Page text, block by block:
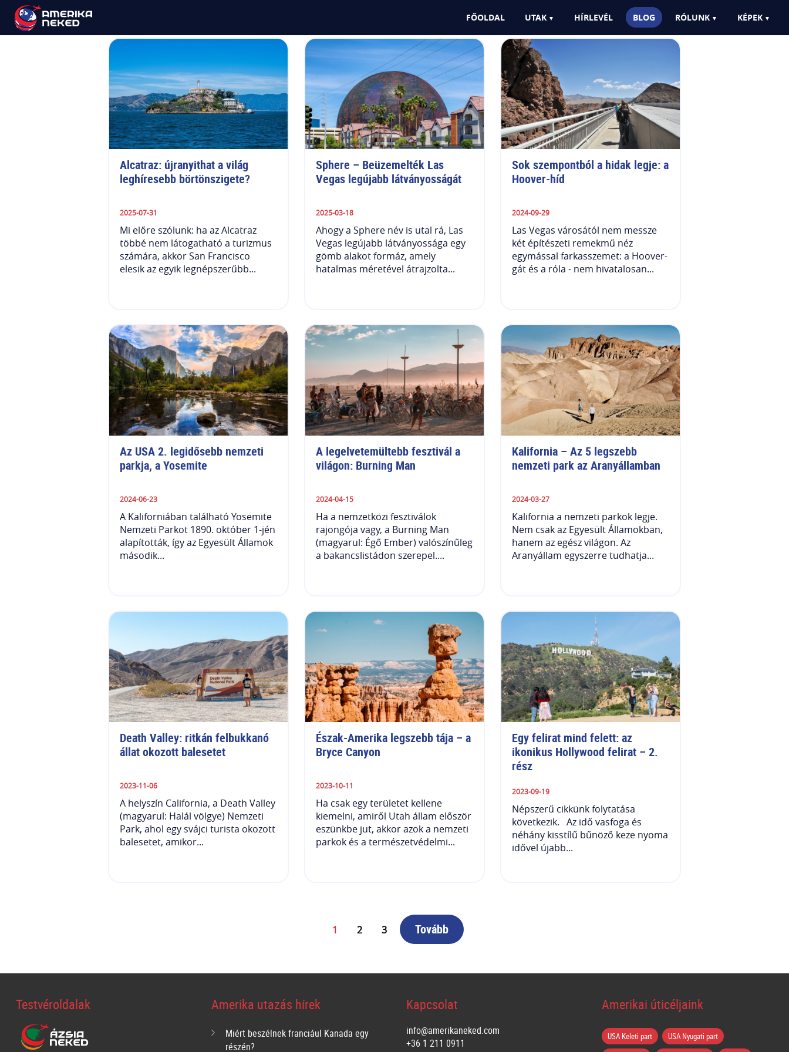
FŐOLDAL UTAK HÍRLEVÉL BLOG RÓLUNK KÉPEK
Alcatraz: újranyithat a világ
leghíresebb börtönszigete?
2025-07-31
Mi előre szólunk: ha az Alcatraz
többé nem látogatható a turizmus
számára, akkor San Francisco
elesik az egyik legnépszerűbb...
Sphere – Beüzemelték Las
Vegas legújabb látványosságát
2025-03-18
Ahogy a Sphere név is utal rá, Las
Vegas legújabb látványossága egy
gömb alakot formáz, amely
hatalmas méretével átrajzolta...
Sok szempontból a hidak legje: a
Hoover-híd
2024-09-29
Las Vegas városától nem messze
két építészeti remekmű néz
egymással farkasszemet: a Hoover-
gát és a róla - nem hivatalosan...
Az USA 2. legidősebb nemzeti
parkja, a Yosemite
2024-06-23
A Kaliforniában található Yosemite
Nemzeti Parkot 1890. október 1-jén
alapították, így az Egyesült Államok
második...
A legelvetemültebb fesztivál a
világon: Burning Man
2024-04-15
Ha a nemzetközi fesztiválok
rajongója vagy, a Burning Man
(magyarul: Égő Ember) valószínűleg
a bakancslistádon szerepel....
Kalifornia – Az 5 legszebb
nemzeti park az Aranyállamban
2024-03-27
Kalifornia a nemzeti parkok legje.
Nem csak az Egyesült Államokban,
hanem az egész világon. Az
Aranyállam egyszerre tudhatja...
Death Valley: ritkán felbukkanó
állat okozott balesetet
2023-11-06
A helyszín California, a Death Valley
(magyarul: Halál völgye) Nemzeti
Park, ahol egy svájci turista okozott
balesetet, amikor...
Észak-Amerika legszebb tája – a
Bryce Canyon
2023-10-11
Ha csak egy területet kellene
kiemelni, amiről Utah állam először
eszünkbe jut, akkor azok a nemzeti
parkok és a természetvédelmi...
Egy felirat mind felett: az
ikonikus Hollywood felirat – 2.
rész
2023-09-19
Népszerű cikkünk folytatása
következik. Az idő vasfoga és
néhány kisstílű bűnöző keze nyoma
idővel újabb...
1 2 3 Tovább
Testvéroldalak Amerika utazás hírek
Miért beszélnek franciául Kanada egy
részén?
Kapcsolat
info@amerikaneked.com
+36 1 211 0911
Amerikai úticéljaink
USA Keleti part
USA Nyugati part